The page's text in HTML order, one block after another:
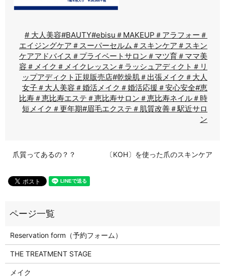
# 大人美容#BAUTY#ebisu ＃MAKEUP ＃アラフォー ＃
エイジングケア ＃スーパーセルム ＃スキンケア ＃スキン
ケアアドバイス ＃プライベートサロン ＃マツ育＃ママ美
容 ＃メイク ＃メイクレッスン ＃ラッシュアディクト ＃リ
ップアディクト正規販売店#乾燥肌＃出張メイク ＃大人
女子＃大人美容 ＃婚活メイク ＃婚活応援 ＃安心安全#恵
比寿＃恵比寿エステ ＃恵比寿サロン ＃恵比寿ネイル＃時
短メイク ＃更年期#眉毛エクステ ＃肌質改善＃駅近サロ
ン
爪質ってあるの？？ 〔KOH〕を使った爪のスキンケア
Reservation form（予約フォーム）
THE TREATMENT STAGE
メイク